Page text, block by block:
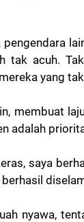
tak acuh.
yang
membuat
adalah
saya
berhasil
nyawa,